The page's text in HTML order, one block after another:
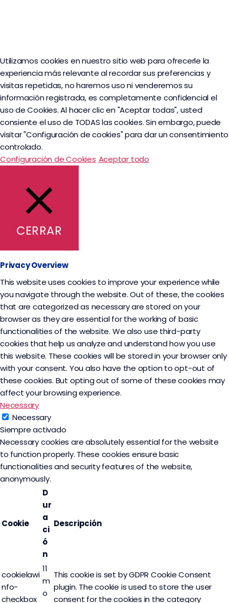
Utilizamos cookies en nuestro sitio web para ofrecerle la
experiencia más relevante al recordar sus preferencias y
visitas repetidas, no haremos uso ni venderemos su
información registrada, es completamente confidencial el
uso de Cookies. Al hacer clic en "Aceptar todas", usted
consiente el uso de TODAS las cookies. Sin embargo, puede
visitar "Configuración de cookies" para dar un consentimiento
controlado.
Configuración de Cookies Aceptar todo
CERRAR
Privacy Overview
This website uses cookies to improve your experience while
you navigate through the website. Out of these, the cookies
that are categorized as necessary are stored on your
browser as they are essential for the working of basic
functionalities of the website. We also use third-party
cookies that help us analyze and understand how you use
this website. These cookies will be stored in your browser only
with your consent. You also have the option to opt-out of
these cookies. But opting out of some of these cookies may
affect your browsing experience.
Necessary
Necessary
Siempre activado
Necessary cookies are absolutely essential for the website
to function properly. These cookies ensure basic
functionalities and security features of the website,
anonymously.
Cookie
D
ur
a
ci
ó
n
Descripción
cookielawi
nfo-
checkbox
11
m
o
This cookie is set by GDPR Cookie Consent
plugin. The cookie is used to store the user
consent for the cookies in the category